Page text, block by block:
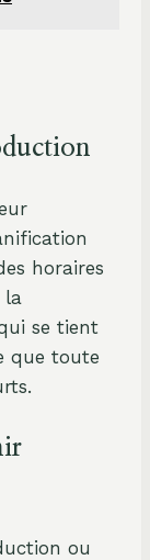
horaires
la
se tient
que toute
ou